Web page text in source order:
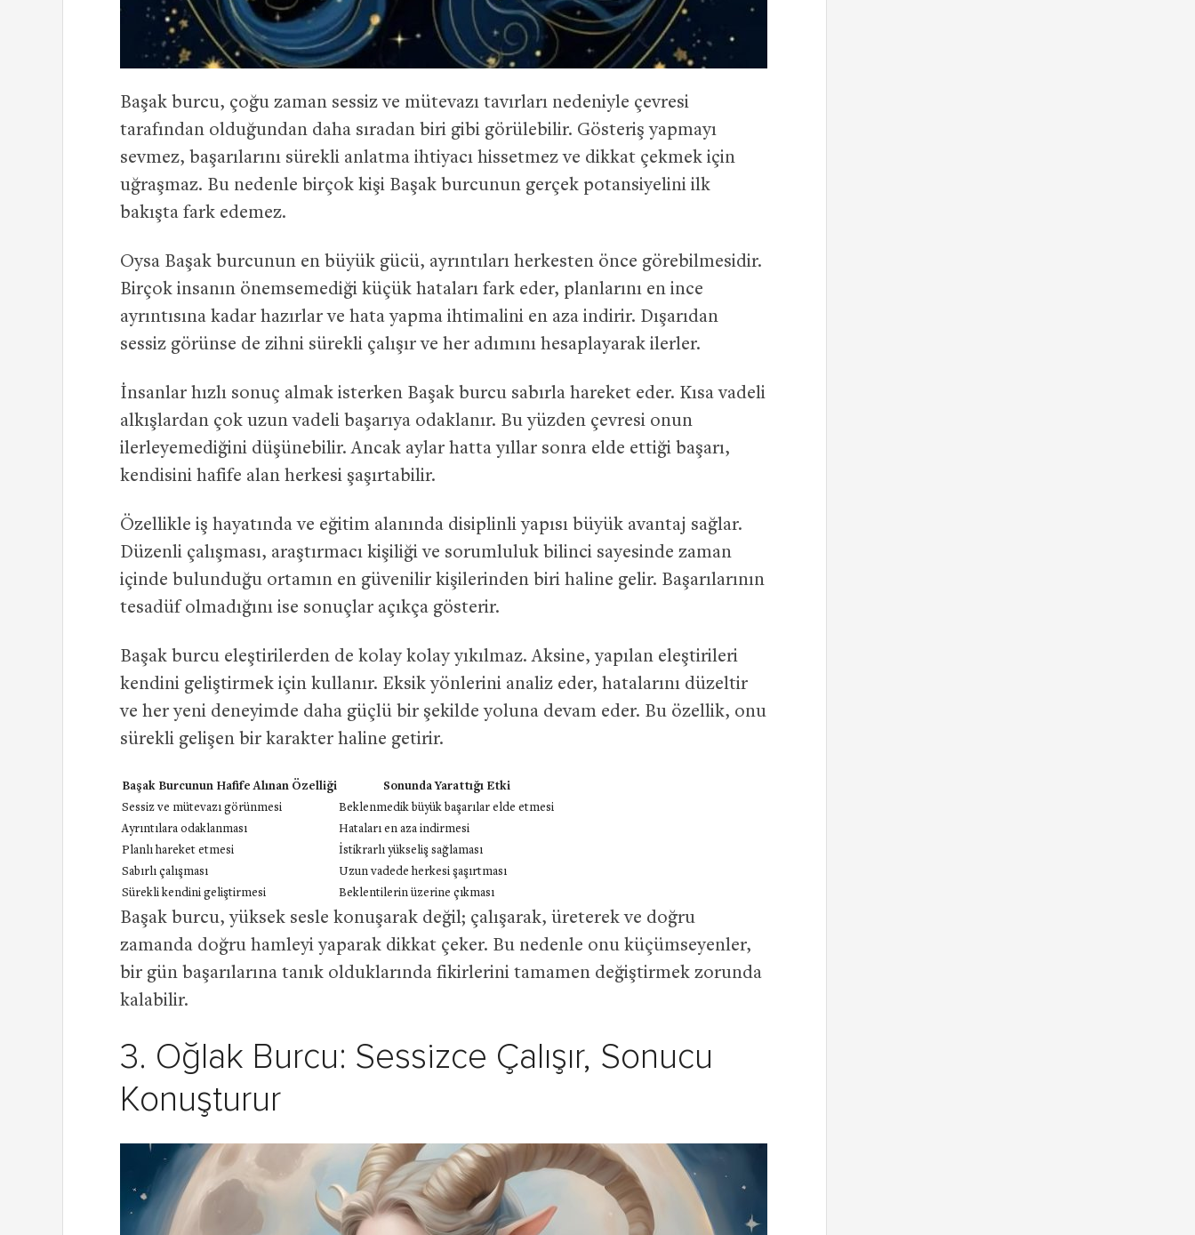
Başak burcu, çoğu zaman sessiz ve mütevazı tavırları nedeniyle çevresi
tarafından olduğundan daha sıradan biri gibi görülebilir. Gösteriş yapmayı
sevmez, başarılarını sürekli anlatma ihtiyacı hissetmez ve dikkat çekmek için
uğraşmaz. Bu nedenle birçok kişi Başak burcunun gerçek potansiyelini ilk
bakışta fark edemez.
Oysa Başak burcunun en büyük gücü, ayrıntıları herkesten önce görebilmesidir.
Birçok insanın önemsemediği küçük hataları fark eder, planlarını en ince
ayrıntısına kadar hazırlar ve hata yapma ihtimalini en aza indirir. Dışarıdan
sessiz görünse de zihni sürekli çalışır ve her adımını hesaplayarak ilerler.
İnsanlar hızlı sonuç almak isterken Başak burcu sabırla hareket eder. Kısa vadeli
alkışlardan çok uzun vadeli başarıya odaklanır. Bu yüzden çevresi onun
ilerleyemediğini düşünebilir. Ancak aylar hatta yıllar sonra elde ettiği başarı,
kendisini hafife alan herkesi şaşırtabilir.
Özellikle iş hayatında ve eğitim alanında disiplinli yapısı büyük avantaj sağlar.
Düzenli çalışması, araştırmacı kişiliği ve sorumluluk bilinci sayesinde zaman
içinde bulunduğu ortamın en güvenilir kişilerinden biri haline gelir. Başarılarının
tesadüf olmadığını ise sonuçlar açıkça gösterir.
Başak burcu eleştirilerden de kolay kolay yıkılmaz. Aksine, yapılan eleştirileri
kendini geliştirmek için kullanır. Eksik yönlerini analiz eder, hatalarını düzeltir
ve her yeni deneyimde daha güçlü bir şekilde yoluna devam eder. Bu özellik, onu
sürekli gelişen bir karakter haline getirir.
Başak Burcunun Hafife Alınan Özelliği
Sonunda Yarattığı Etki
Sessiz ve mütevazı görünmesi
Beklenmedik büyük başarılar elde etmesi
Ayrıntılara odaklanması
Hataları en aza indirmesi
Planlı hareket etmesi
İstikrarlı yükseliş sağlaması
Sabırlı çalışması
Uzun vadede herkesi şaşırtması
Sürekli kendini geliştirmesi
Beklentilerin üzerine çıkması
Başak burcu, yüksek sesle konuşarak değil; çalışarak, üreterek ve doğru
zamanda doğru hamleyi yaparak dikkat çeker. Bu nedenle onu küçümseyenler,
bir gün başarılarına tanık olduklarında fikirlerini tamamen değiştirmek zorunda
kalabilir.
3. Oğlak Burcu: Sessizce Çalışır, Sonucu
Konuşturur